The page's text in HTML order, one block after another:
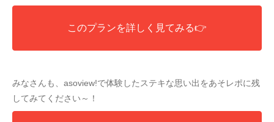
このプランを詳しく見てみる👉
みなさんも、asoview!で体験したステキな思い出をあそレポに残
してみてください～！